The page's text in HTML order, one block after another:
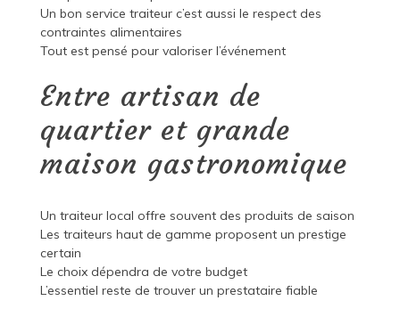
Un bon service traiteur c’est aussi le respect des
contraintes alimentaires
Tout est pensé pour valoriser l’événement
Entre artisan de
quartier et grande
maison gastronomique
Un traiteur local offre souvent des produits de saison
Les traiteurs haut de gamme proposent un prestige
certain
Le choix dépendra de votre budget
L’essentiel reste de trouver un prestataire fiable